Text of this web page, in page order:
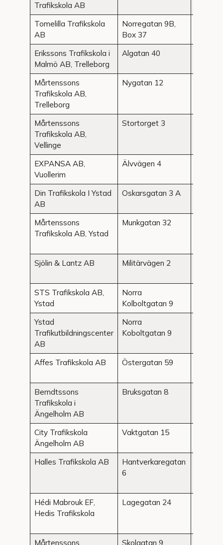
Trafikskola AB
Tomelilla Trafikskola
AB
Norregatan 9B,
Box 37
Erikssons Trafikskola i
Malmö AB, Trelleborg
Algatan 40
Mårtenssons
Trafikskola AB,
Trelleborg
Nygatan 12
Mårtenssons
Trafikskola AB,
Vellinge
Stortorget 3
EXPANSA AB,
Vuollerim
Älvvägen 4
Din Trafikskola I Ystad
AB
Oskarsgatan 3 A
Mårtenssons
Trafikskola AB, Ystad
Munkgatan 32
Sjölin & Lantz AB Militärvägen 2
STS Trafikskola AB,
Ystad
Norra
Kolboltgatan 9
Ystad
Trafikutbildningscenter
AB
Norra
Koboltgatan 9
Affes Trafikskola AB Östergatan 59
Berndtssons
Trafikskola i
Ängelholm AB
Bruksgatan 8
City Trafikskola
Ängelholm AB
Vaktgatan 15
Halles Trafikskola AB
Hantverkaregatan
6
Hédi Mabrouk EF,
Hedis Trafikskola
Lagegatan 24
Mårtenssons Skolgatan 9